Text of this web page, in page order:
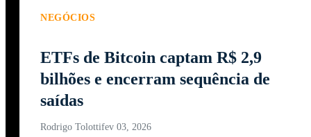
NEGÓCIOS
ETFs de Bitcoin captam R$ 2,9
bilhões e encerram sequência de
saídas
Rodrigo Tolottifev 03, 2026